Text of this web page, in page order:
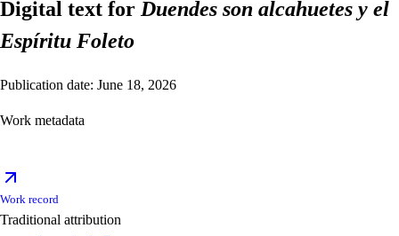
Digital text for Duendes son alcahuetes y el
Espíritu Foleto
Publication date: June 18, 2026
Work metadata
Work record
Traditional attribution